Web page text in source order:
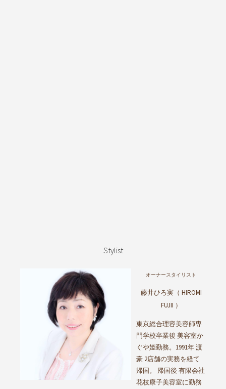
Stylist
オーナースタイリスト
藤井ひろ実（ HIROMI
FUJII ）
東京総合理容美容師専
門学校卒業後 美容室か
ぐや姫勤務。1991年 渡
豪 2店舗の実務を経て
帰国。 帰国後 有限会社
花枝康子美容室に勤務